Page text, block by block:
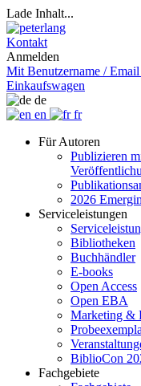
Lade Inhalt...
Kontakt
Anmelden
Mit Benutzername / Email
Einkaufswagen
de
en
fr
Für Autoren
Publizieren
2026
Serviceleistungen
Bibliotheken
Buchhändler
E-books
Open Access
Open EBA
Marketing &
BiblioCon
Fachgebiete